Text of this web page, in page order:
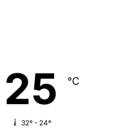
25 ℃
32º - 24º